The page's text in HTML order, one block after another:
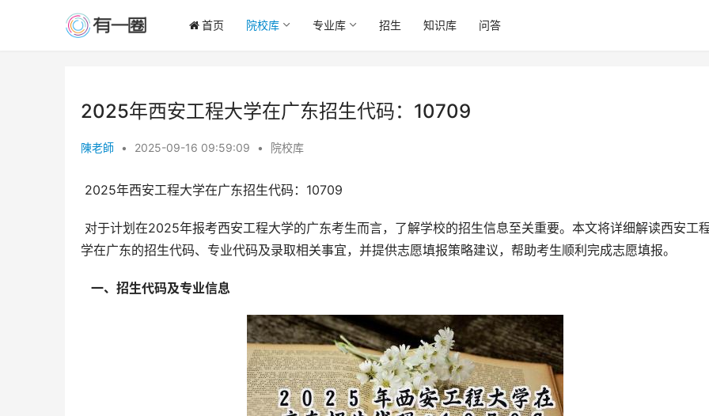
首页 院校库 专业库 招生 知识库 问答
2025年西安工程大学在广东招生代码：10709
陳老師 • 2025-09-16 09:59:09 • 院校库
2025年西安工程大学在广东招生代码：10709
学在广东的招生代码、专业代码及录取相关事宜，并提供志愿填报策略建议，帮助考生顺利完成志愿填报。
  一、招生代码及专业信息